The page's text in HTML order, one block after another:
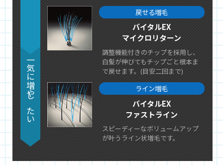
一気に増やしたい
戻せる増毛
バイタルEX
マイクロリターン
調整機能付きのチップを採用し、
白髪が伸びてもチップごと根本ま
で戻せます。(目安二回まで)
ライン増毛
バイタルEX
ファストライン
スピーディーなボリュームアップ
が叶うライン状増毛です。